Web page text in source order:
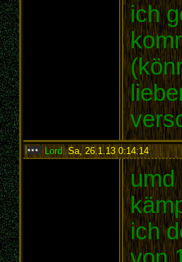
ich
Lord,Sa, 26.1.13 0:14:14:
umd
ich